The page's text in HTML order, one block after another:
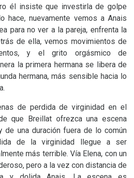
él insiste que investirla de golpe
hace, nuevamente vemos a Anais
para no ver a la pareja, enfrenta la
de ella, vemos movimientos de
y el grito orgásmico de
la primera hermana se libera de
hermana, más sensible hacia lo
de perdida de virginidad en el
que Breillat ofrezca una escena
de una duración fuera de lo común
de la virginidad llegue a ser
más terrible. Vía Elena, con un
pero a la vez con distancia de